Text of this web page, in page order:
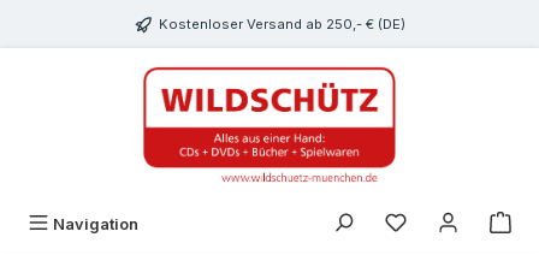
Kostenloser Versand ab 250,- € (DE)
Navigation Du hast 0